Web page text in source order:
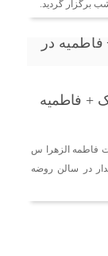
برگزار گردید.
+ فاطمیه
فاطمه الزهرا س
در سالن روضه